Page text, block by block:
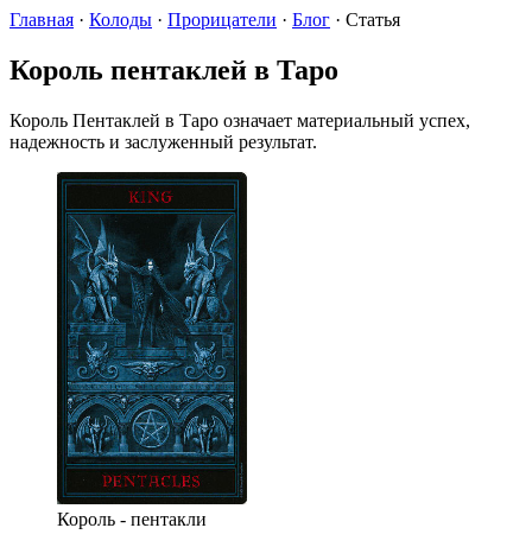
Главная · Колоды · Прорицатели · Блог · Статья
Король пентаклей в Таро
Король Пентаклей в Таро означает материальный успех,
надежность и заслуженный результат.
Король - пентакли